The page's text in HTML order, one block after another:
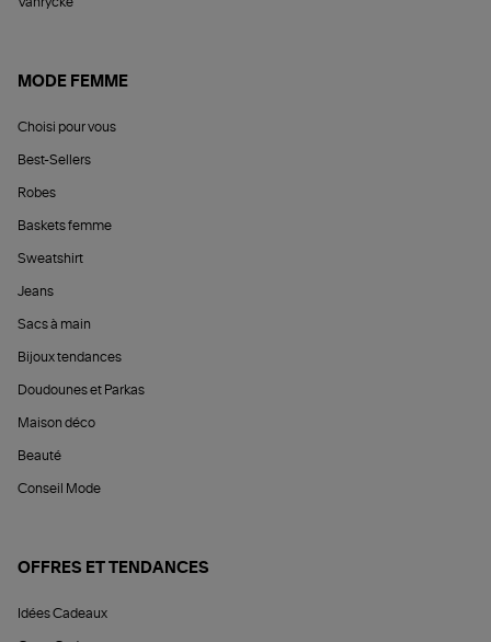
MODE FEMME
Choisi pour vous
Best-Sellers
Robes
Baskets femme
Sweatshirt
Jeans
Sacs à main
Bijoux tendances
Doudounes et Parkas
Maison déco
Beauté
Conseil Mode
OFFRES ET TENDANCES
Idées Cadeaux